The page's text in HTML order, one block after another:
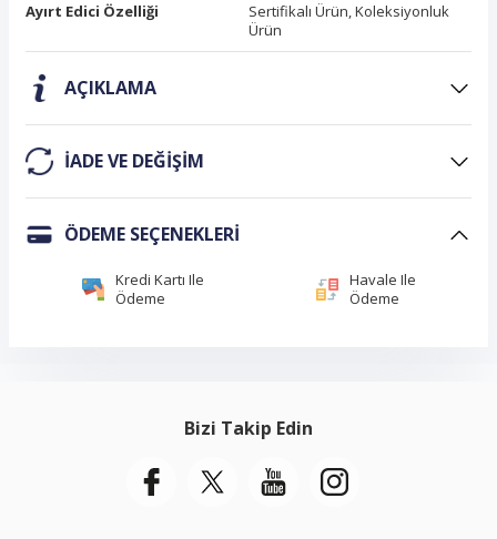
Ayırt Edici Özelliği
Sertifikalı Ürün, Koleksiyonluk
Ürün
AÇIKLAMA
IADE VE DEĞIŞIM
ÖDEME SEÇENEKLERI
Kredi Kartı Ile
Ödeme
Havale Ile
Ödeme
Bizi Takip Edin